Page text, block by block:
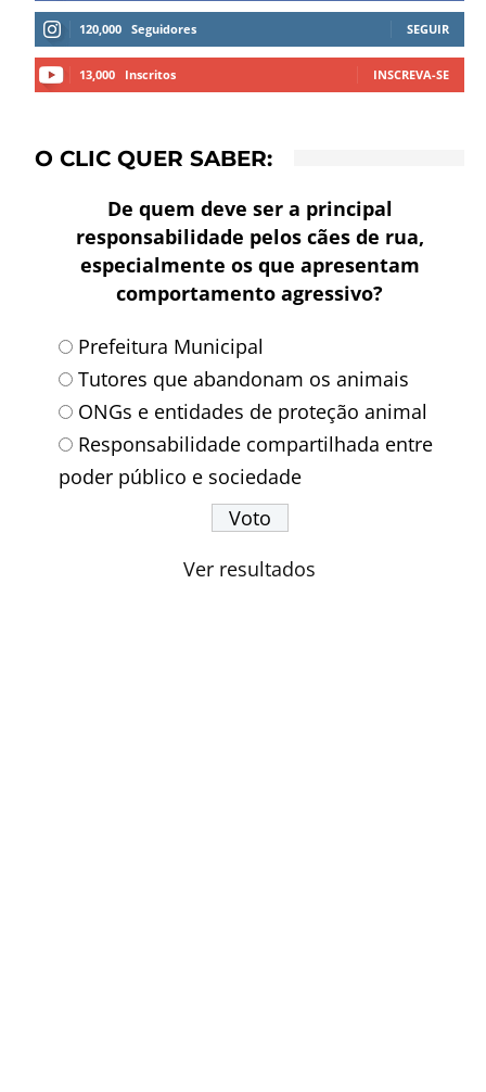
120,000 Seguidores SEGUIR
13,000 Inscritos INSCREVA-SE
O CLIC QUER SABER:
De quem deve ser a principal
responsabilidade pelos cães de rua,
especialmente os que apresentam
comportamento agressivo?
Prefeitura Municipal
Tutores que abandonam os animais
ONGs e entidades de proteção animal
Responsabilidade compartilhada entre
poder público e sociedade
Ver resultados